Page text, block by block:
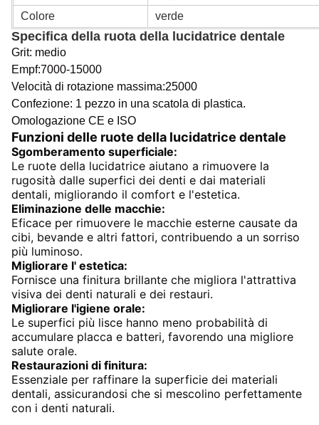
Colore
verde
Specifica della ruota della lucidatrice dentale
Grit: medio
Empf:7000-15000
Velocità di rotazione massima:25000
Confezione: 1 pezzo in una scatola di plastica.
Omologazione CE e ISO
Funzioni delle ruote della lucidatrice dentale
Sgomberamento superficiale:
Le ruote della lucidatrice aiutano a rimuovere la
rugosità dalle superfici dei denti e dai materiali
dentali, migliorando il comfort e l'estetica.
Eliminazione delle macchie:
Eficace per rimuovere le macchie esterne causate da
cibi, bevande e altri fattori, contribuendo a un sorriso
più luminoso.
Migliorare l' estetica:
Fornisce una finitura brillante che migliora l'attrattiva
visiva dei denti naturali e dei restauri.
Migliorare l'igiene orale:
Le superfici più lisce hanno meno probabilità di
accumulare placca e batteri, favorendo una migliore
salute orale.
Restaurazioni di finitura:
Essenziale per raffinare la superficie dei materiali
dentali, assicurandosi che si mescolino perfettamente
con i denti naturali.